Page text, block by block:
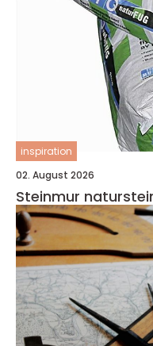
inspiration
02. August 2026